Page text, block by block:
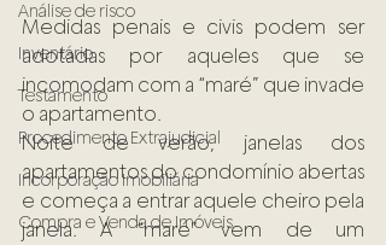
Análise de risco
Inventário
Testamento
Procedimento Extrajudicial
Incorporação Imobiliária
Compra e Venda de Imóveis
Medidas penais e civis podem ser
adotadas por aqueles que se
incomodam com a “maré” que invade
o apartamento.
Noite de verão, janelas dos
apartamentos do condomínio abertas
e começa a entrar aquele cheiro pela
janela. A “maré” vem de um